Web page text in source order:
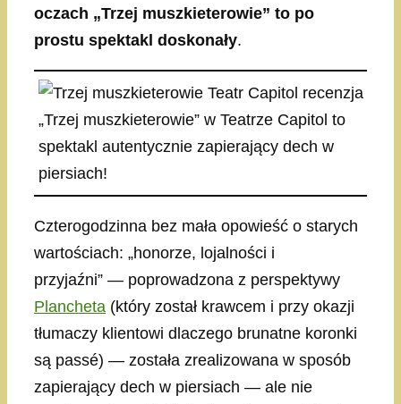
oczach „Trzej muszkieterowie” to po
prostu spektakl doskonały.
„Trzej muszkieterowie” w Teatrze Capitol to
spektakl autentycznie zapierający dech w
piersiach!
Czterogodzinna bez mała opowieść o starych
wartościach: „honorze, lojalności i
przyjaźni” — poprowadzona z perspektywy
Plancheta (który został krawcem i przy okazji
tłumaczy klientowi dlaczego brunatne koronki
są passé) — została zrealizowana w sposób
zapierający dech w piersiach — ale nie